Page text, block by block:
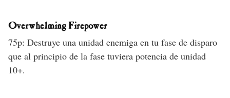
Overwhelming Firepower
75p: Destruye una unidad enemiga en tu fase de disparo
que al principio de la fase tuviera potencia de unidad
10+.